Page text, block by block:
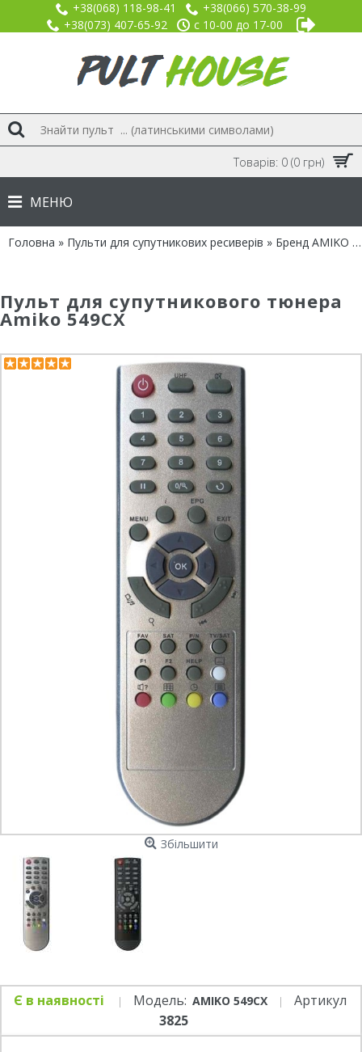
+38(068) 118-98-41
+38(066) 570-38-99
+38(073) 407-65-92
с 10-00 до 17-00
Товарів: 0 (0 грн)
МЕНЮ
Головна » Пульти для супутникових ресиверів » Бренд AMIKO
Пульт для супутникового тюнера
Amiko 549CX
Збільшити
Є в наявності Модель: AMIKO 549CX
Артикул
3825